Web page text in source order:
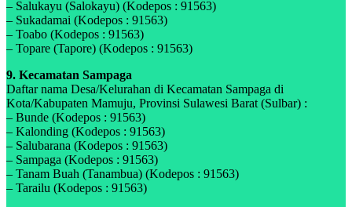
– Salukayu (Salokayu) (Kodepos : 91563)
– Sukadamai (Kodepos : 91563)
– Toabo (Kodepos : 91563)
– Topare (Tapore) (Kodepos : 91563)
9. Kecamatan Sampaga
Daftar nama Desa/Kelurahan di Kecamatan Sampaga di
Kota/Kabupaten Mamuju, Provinsi Sulawesi Barat (Sulbar) :
– Bunde (Kodepos : 91563)
– Kalonding (Kodepos : 91563)
– Salubarana (Kodepos : 91563)
– Sampaga (Kodepos : 91563)
– Tanam Buah (Tanambua) (Kodepos : 91563)
– Tarailu (Kodepos : 91563)